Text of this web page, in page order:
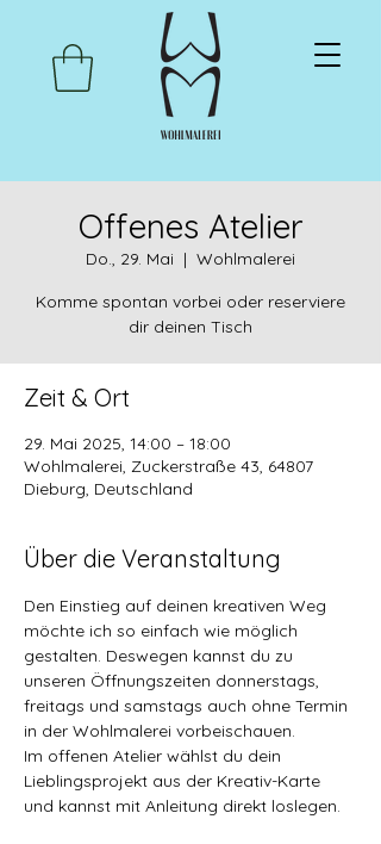
Offenes Atelier
Do., 29. Mai
  |
Wohlmalerei
Komme spontan vorbei oder reserviere
dir deinen Tisch
Zeit & Ort
29. Mai 2025, 14:00 – 18:00
Wohlmalerei, Zuckerstraße 43, 64807
Dieburg, Deutschland
Über die Veranstaltung
Den Einstieg auf deinen kreativen Weg
möchte ich so einfach wie möglich
gestalten. Deswegen kannst du zu
unseren Öffnungszeiten donnerstags,
freitags und samstags auch ohne Termin
in der Wohlmalerei vorbeischauen.
Im offenen Atelier wählst du dein
Lieblingsprojekt aus der Kreativ-Karte
und kannst mit Anleitung direkt loslegen.